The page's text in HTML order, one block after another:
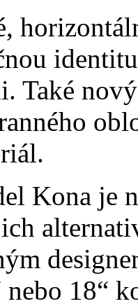
Také
Kona je
nebo 18“